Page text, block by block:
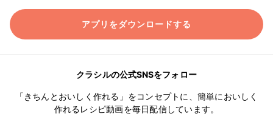
アプリをダウンロードする
クラシルの公式SNSをフォロー
「きちんとおいしく作れる」をコンセプトに、簡単においしく
作れるレシピ動画を毎日配信しています。